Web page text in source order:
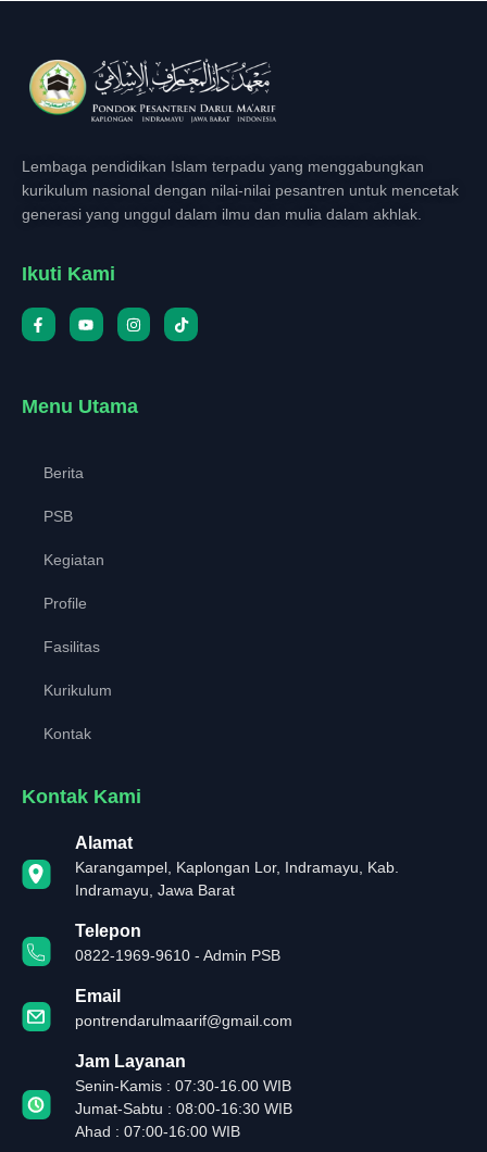
Lembaga pendidikan Islam terpadu yang menggabungkan
kurikulum nasional dengan nilai-nilai pesantren untuk mencetak
generasi yang unggul dalam ilmu dan mulia dalam akhlak.
Ikuti Kami
Menu Utama
Berita
PSB
Kegiatan
Profile
Fasilitas
Kurikulum
Kontak
Kontak Kami
Alamat
Karangampel, Kaplongan Lor, Indramayu, Kab.
Indramayu, Jawa Barat
Telepon
0822-1969-9610 - Admin PSB
Email
pontrendarulmaarif@gmail.com
Jam Layanan
Senin-Kamis : 07:30-16.00 WIB
Jumat-Sabtu : 08:00-16:30 WIB
Ahad : 07:00-16:00 WIB